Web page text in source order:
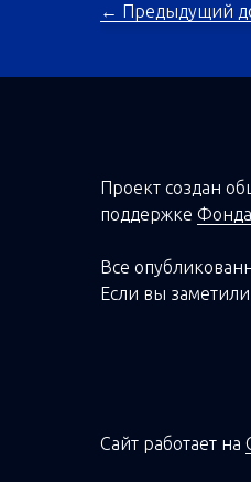
← Предыдущий
Проект создан о
поддержкеФонда
Все
Если вы
Сайт работает на